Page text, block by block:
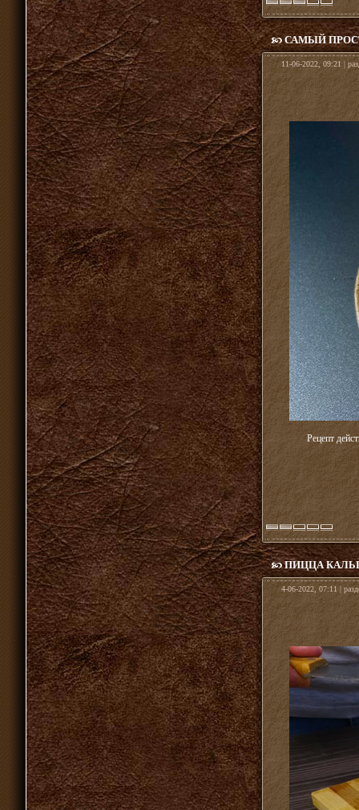
САМЫЙ
11-06-2022, 09:21 |
Рецепт
ПИЦЦА
4-06-2022, 07:11 |